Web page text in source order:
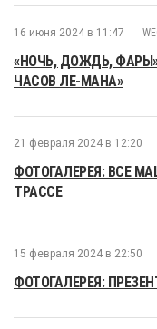
16 июня 2024 в 11:47
«НОЧЬ, ДОЖДЬ,
ЧАСОВ ЛЕ-МАНА»
21 февраля 2024 в 12:20
ФОТОГАЛЕРЕЯ: ВСЕ
ТРАССЕ
15 февраля 2024 в 22:50
ФОТОГАЛЕРЕЯ: